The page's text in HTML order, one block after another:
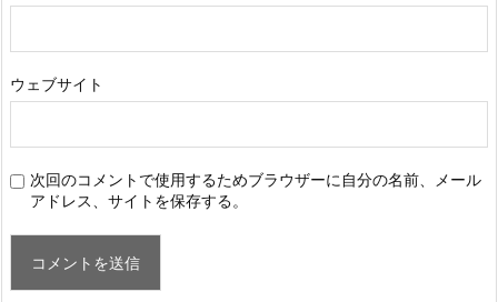
ウェブサイト
次回のコメントで使用するためブラウザーに自分の名前、メール
アドレス、サイトを保存する。